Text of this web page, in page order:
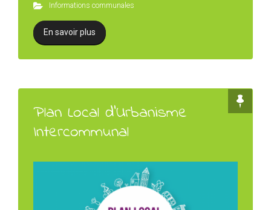
Informations communales
En savoir plus
Plan Local d’Urbanisme
Intercommunal